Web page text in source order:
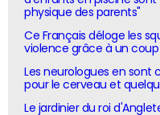
physique des parents"
Ce Français déloge les
violence grâce à un
Les neurologues en
pour le cerveau et
Le jardinier du roi